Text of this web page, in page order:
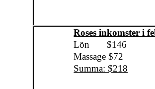
Roses inkomster i
Lön
$146
Massage $72
Summa: $218